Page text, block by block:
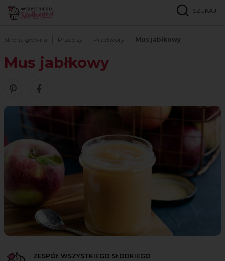
SZUKAJ
Strona główna Przepisy Przetwory Mus jabłkowy
Mus jabłkowy
Zobacz nasze piny w serwisie Pinterest
Udostępnij ten przepis w serwisie Facebook
ZESPÓŁ WSZYSTKIEGO SŁODKIEGO